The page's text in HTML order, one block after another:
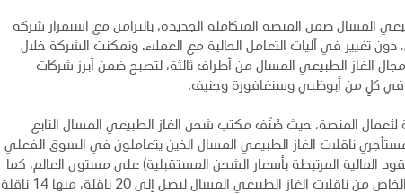
المسال ضمن المنصة المتكاملة الجديدة، بالتزامن مع استمرار شركة
تغيير في آليات التعامل الحالية مع العملاء. وتمكنت الشركة خلال
الغاز الطبيعي المسال من أطراف ثالثة، لتصبح ضمن أبرز شركات
في كلٍ من أبوظبي وسنغافورة وجنيف.
لأعمال المنصة، حيث صُنّف مكتب شحن الغاز الطبيعي المسال التابع
خلال عام 2025 ضمن أهم مستأجري ناقلات الغاز الطبيعي المسال الذين يتعاملون في السوق الفعلي
المرتبطة بأسعار الشحن المستقبلية) على مستوى العالم، كما
وسّعت شركة "أدنوك للإمداد والخدمات" أسطولها الخاص من ناقلات الغاز الطبيعي المسال ليصل إلى 20 ناقلة، منها 14 ناقلة